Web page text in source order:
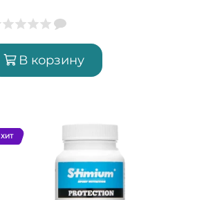
В корзину
ХИТ